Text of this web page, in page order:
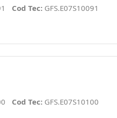
Cod Tec: GFS.E07S10091
Cod Tec: GFS.E07S10100